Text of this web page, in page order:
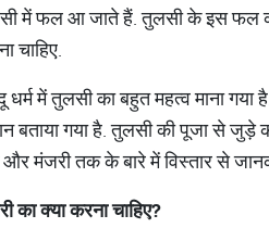
में फल आ जाते हैं. तुलसी के इस फल
चाहिए.
धर्म में तुलसी का बहुत महत्व माना
बताया गया है. तुलसी की पूजा से जुड़े
और मंजरी तक के बारे में विस्तार से
काक्याकरनाचाहिए?